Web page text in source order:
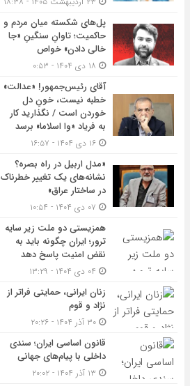
پل‌های شکسته میان مردم و
حاکمیت؛ تاوانِ سنگینِ «جا
خالی دادن» خواص
آقای رئیس‌جمهور! «عدالت»
خطبه نیست، خونِ دل
خوردن است / نگذارید کار
به فریاد «وا اسلاما» برسد
«مدل اربیل در راه بصره؟
نشانه‌های یک تغییر خطرناک
در ساختار عراق»
همزیستی دو ملت زیر سایه
ترور؛ ایران چگونه باید به
نقض امنیت پاسخ دهد
زنان ایرانی، حمایتی فراتر از
نژاد و قوم
قانون اساسی ایران؛ سندی
داخلی با پیام‌های جهانی